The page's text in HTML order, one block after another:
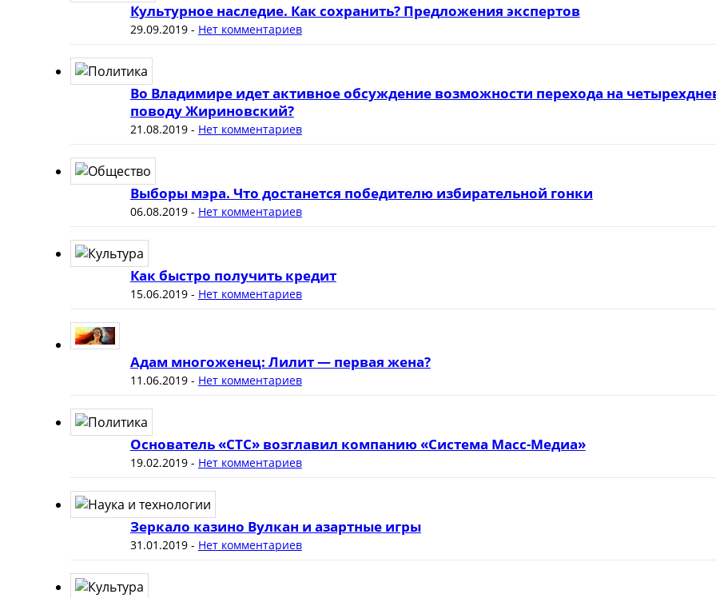
Культурное наследие. Как сохранить? Предложения экспертов
29.09.2019- Нет комментариев
Во Владимире идет активное обсуждение возможности перехода на
поводу Жириновский?
21.08.2019- Нет комментариев
Выборы мэра. Что достанется победителю избирательной гонки
06.08.2019- Нет комментариев
Как быстро получить кредит
15.06.2019- Нет комментариев
Адам многоженец: Лилит — первая жена?
11.06.2019- Нет комментариев
Основатель «СТС» возглавил компанию «Система Масс-Медиа»
19.02.2019- Нет комментариев
Зеркало казино Вулкан и азартные игры
31.01.2019- Нет комментариев